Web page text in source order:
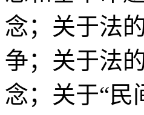
念；关于法
争；关于法
念；关于“民